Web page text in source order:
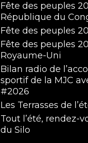
Fête des peuples
République du
Fête des peuples
Fête des peuples
Royaume-Uni
Bilan radio de
sportif de la MJC
#2026
Les Terrasses de
Tout l’été, rendez-
du Silo